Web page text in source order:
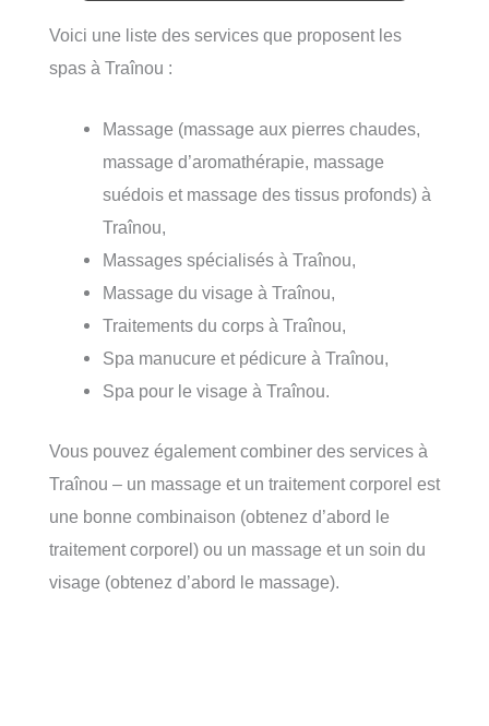
Voici une liste des services que proposent les
spas à Traînou :
Massage (massage aux pierres chaudes,
massage d’aromathérapie, massage
suédois et massage des tissus profonds) à
Traînou,
Massages spécialisés à Traînou,
Massage du visage à Traînou,
Traitements du corps à Traînou,
Spa manucure et pédicure à Traînou,
Spa pour le visage à Traînou.
Vous pouvez également combiner des services à
Traînou – un massage et un traitement corporel est
une bonne combinaison (obtenez d’abord le
traitement corporel) ou un massage et un soin du
visage (obtenez d’abord le massage).